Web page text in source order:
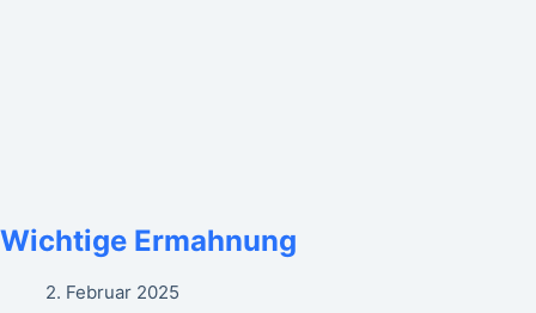
Wichtige Ermahnung
2. Februar 2025